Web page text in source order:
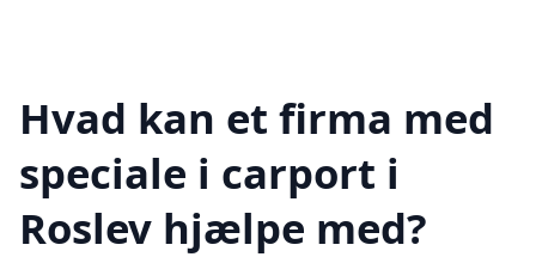
Hvad kan et firma med
speciale i carport i
Roslev hjælpe med?